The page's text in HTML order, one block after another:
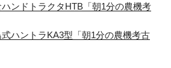
ンドトラクタHTB「朝1分の農機考
ハントラKA3型「朝1分の農機考古